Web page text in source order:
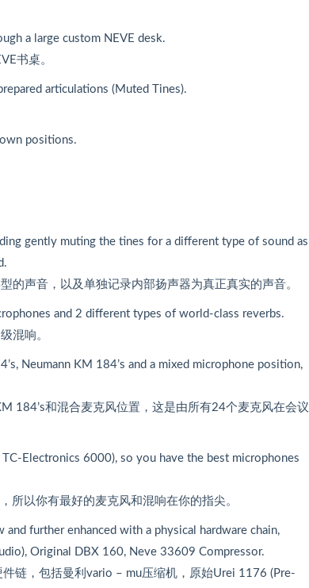
a large custom NEVE desk.
书桌。
articulations (Muted Tines).
positions.
gently muting the tines for a different type of sound as
声音，以及单独记录内部扬声器为真正真实的声音。
and 2 different types of world-class reverbs.
混响。
Neumann KM 184’s and a mixed microphone position,
184’s和混合麦克风位置，这是由所有24个麦克风在会议
Electronics 6000), so you have the best microphones
所以你有最好的麦克风和混响在你的指尖。
further enhanced with a physical hardware chain,
Original DBX 160, Neve 33609 Compressor.
链，包括曼利vario – mu压缩机，原始Urei 1176 (Pre-